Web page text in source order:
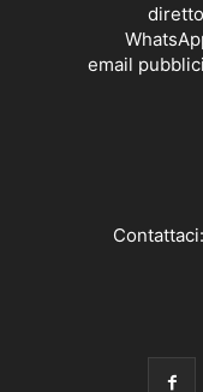
email
Contattaci: